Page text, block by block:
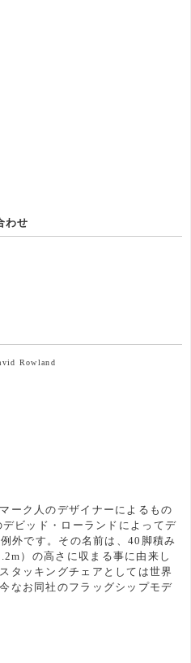
わせ
Rowland
ーク人のデザイナーによるもの
ビッド・ローランドによってデ
外です。その名前は、40脚積み
）の高さに収まる事に由来し
タッキングチェアとしては世界
なお同社のフラッグシップモデ